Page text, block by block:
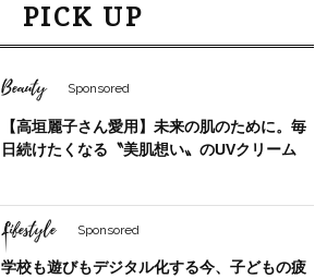
PICK UP
Beauty Sponsored
【高垣麗子さん愛用】未来の肌のために。毎
日続けたくなる〝美肌想い〟のUVクリーム
Lifestyle Sponsored
学校も遊びもデジタル化する今、子どもの疲